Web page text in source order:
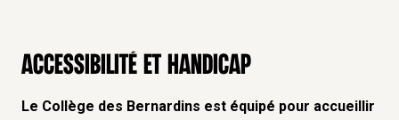
Accessibilité et handicap
Le Collège des Bernardins est équipé pour accueillir